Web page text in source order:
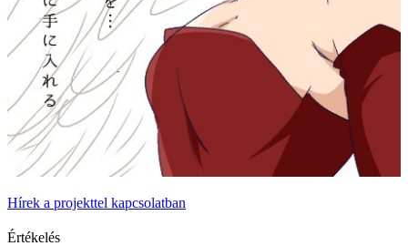
Hírek a projekttel kapcsolatban
Értékelés